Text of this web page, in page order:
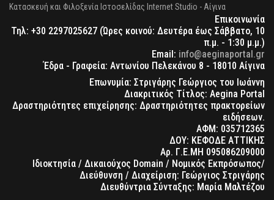
Κατασκευή και Φιλοξενία Ιστοσελίδας Internet Studio - Αίγινα
Επικοινωνία
Τηλ: +30 2297025627 (Ώρες κοινού: Δευτέρα έως Σάββατο, 10
π.μ. - 1:30 μ.μ.)
Email: info@aeginaportal.gr
Έδρα - Γραφεία: Αντωνίου Πελεκάνου 8 - 18010 Αίγινα
Επωνυμία: Στριγάρης Γεώργιος του Ιωάννη
Διακριτικός Τίτλος: Aegina Portal
Δραστηριότητες επιχείρησης: Δραστηριότητες πρακτορείων
ειδήσεων.
ΑΦΜ: 035712365
ΔΟΥ: ΚΕΦΟΔΕ ΑΤΤΙΚΗΣ
Αρ. Γ.Ε.ΜΗ 095086209000
Ιδιοκτησία / Δικαιούχος Domain / Νομικός Εκπρόσωπος/
Διεύθυνση / Διαχείριση: Γεώργιος Στριγάρης
Διευθύντρια Σύνταξης: Μαρία Μαλτέζου